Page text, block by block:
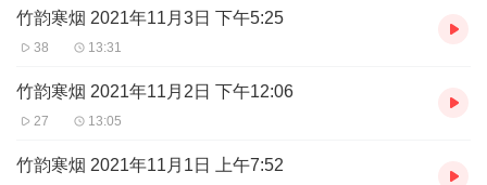
竹韵寒烟 2021年11月3日 下午5:25
38 13:31
竹韵寒烟 2021年11月2日 下午12:06
27 13:05
竹韵寒烟 2021年11月1日 上午7:52